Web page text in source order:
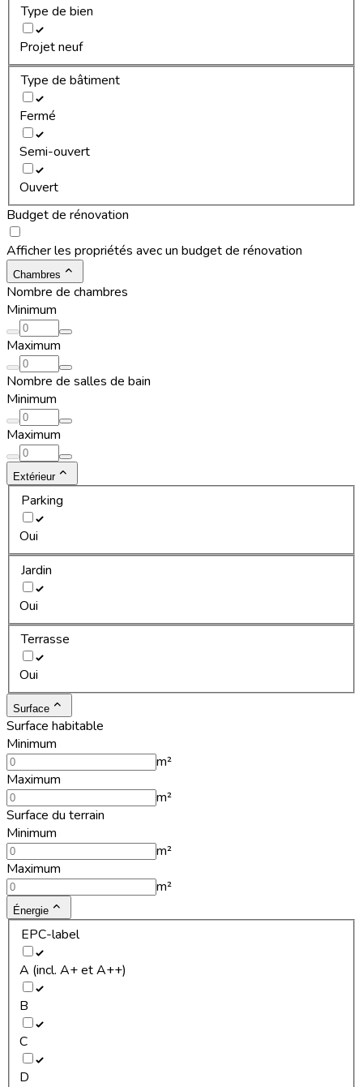
Type de bien
Projet neuf
Type de bâtiment
Fermé
Semi-ouvert
Ouvert
Budget de rénovation
Afficher les propriétés avec un budget de rénovation
Chambres
Nombre de chambres
Minimum
Maximum
Nombre de salles de bain
Minimum
Maximum
Extérieur
Parking
Oui
Jardin
Oui
Terrasse
Oui
Surface
Surface habitable
Minimum
m²
Maximum
m²
Surface du terrain
Minimum
m²
Maximum
m²
Énergie
EPC-label
A (incl. A+ et A++)
B
C
D